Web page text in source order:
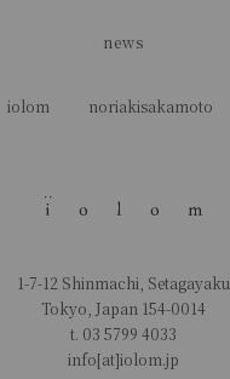
news
iolom noriakisakamoto
1-7-12 Shinmachi, Setagayaku
Tokyo, Japan 154-0014
t. 03 5799 4033
info[at]iolom.jp